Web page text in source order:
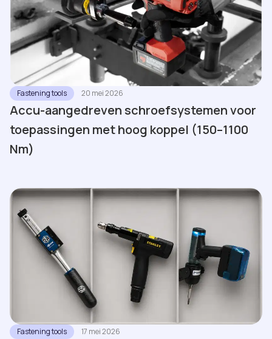
Fastening tools 20 mei 2026
Accu-aangedreven schroefsystemen voor
toepassingen met hoog koppel (150–1100
Nm)
Fastening tools 17 mei 2026